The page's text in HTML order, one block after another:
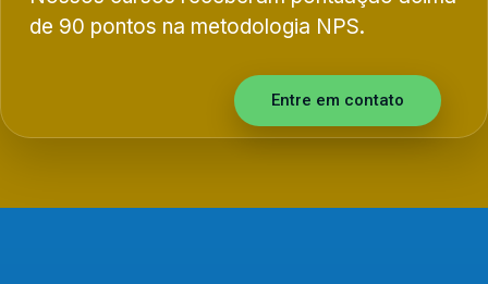
de 90 pontos na metodologia NPS.
Entre em contato